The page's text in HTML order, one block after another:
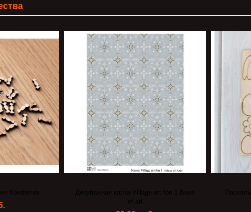
art fon 1 Base
Пасхальный набор Курочки (чипборд)
70,00 руб.